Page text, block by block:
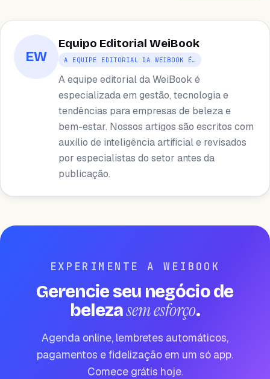
EW
Equipo Editorial WeiBook
A EQUIPE EDITORIAL DA WEIBOOK É…
A equipe editorial da WeiBook é
especializada em gestão, tecnologia e
tendências para empresas de beleza e
bem-estar. Nossos artigos são escritos com
auxílio de inteligência artificial e revisados ​​
por especialistas do setor antes da
publicação.
EXPERIMENTE A WEIBOOK
Gerencie seu negócio de
belezasem esforço.
Agenda online, lembretes automáticos,
pagamentos e fidelização em um só app.
Comece grátis hoje.